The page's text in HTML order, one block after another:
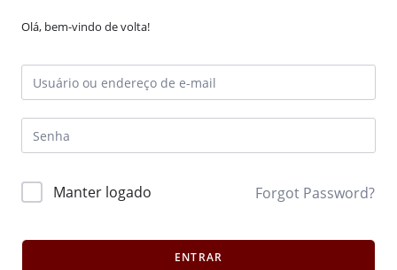
Olá, bem-vindo de volta!
Manter logado Forgot Password?
ENTRAR